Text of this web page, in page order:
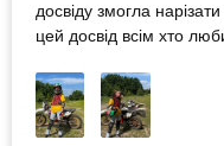
досвіду змогла
цей досвід всім хто